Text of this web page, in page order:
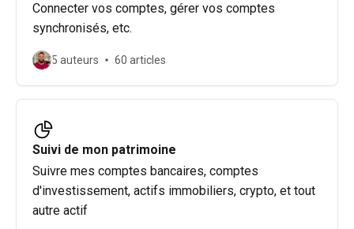
Connecter vos comptes, gérer vos comptes
synchronisés, etc.
5 auteurs 60 articles
Suivi de mon patrimoine
Suivre mes comptes bancaires, comptes
d'investissement, actifs immobiliers, crypto, et tout
autre actif